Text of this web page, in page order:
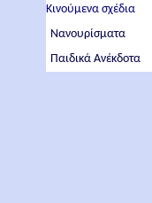
Κινούμενα σχέδια
Νανουρίσματα
Παιδικά Ανέκδοτα